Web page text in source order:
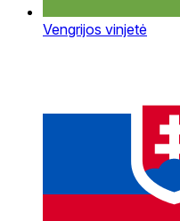
Vengrijos vinjetė